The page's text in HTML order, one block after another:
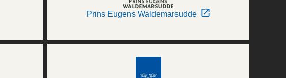
Prins Eugens Waldemarsudde